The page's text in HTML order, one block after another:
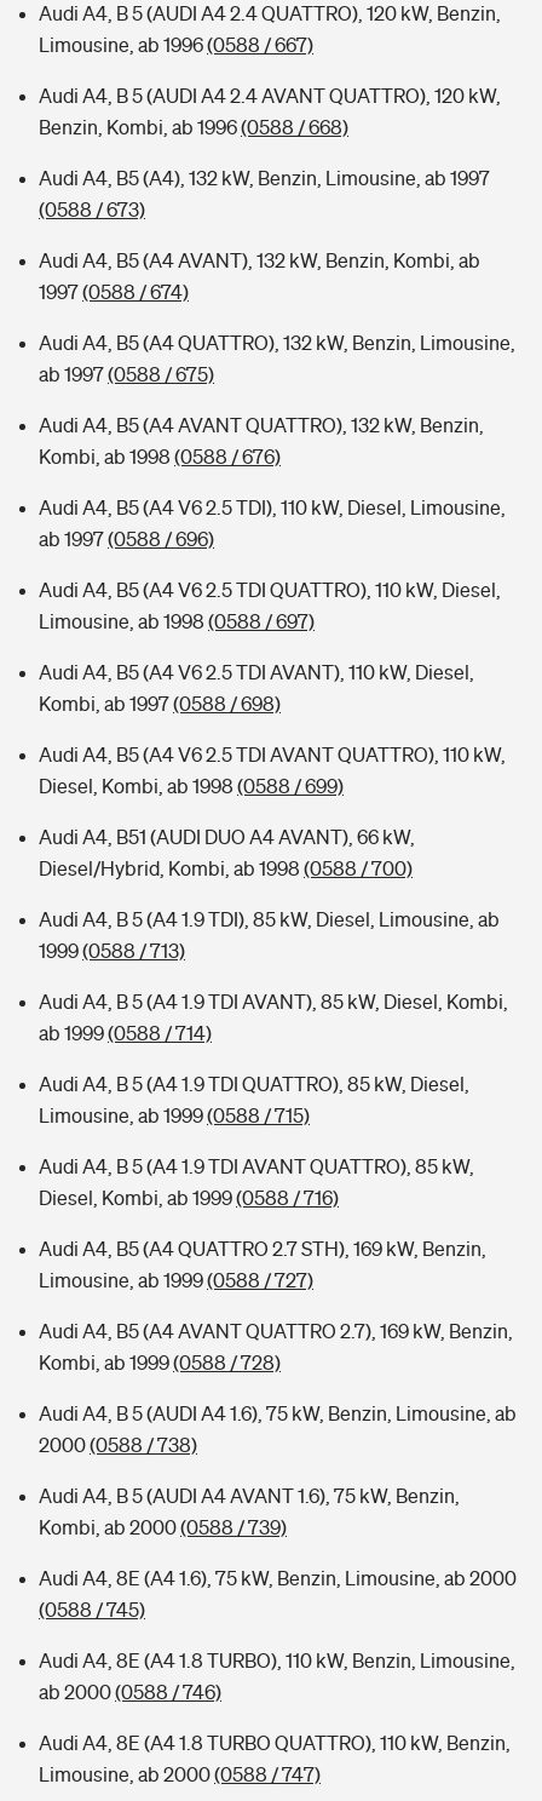
Audi A4, B 5 (AUDI A4 2.4 QUATTRO), 120 kW, Benzin,
Limousine, ab 1996(0588 / 667)
Audi A4, B 5 (AUDI A4 2.4 AVANT QUATTRO), 120 kW,
Benzin, Kombi, ab 1996(0588 / 668)
Audi A4, B5 (A4), 132 kW, Benzin, Limousine, ab 1997
(0588 / 673)
Audi A4, B5 (A4 AVANT), 132 kW, Benzin, Kombi, ab
1997(0588 / 674)
Audi A4, B5 (A4 QUATTRO), 132 kW, Benzin, Limousine,
ab 1997(0588 / 675)
Audi A4, B5 (A4 AVANT QUATTRO), 132 kW, Benzin,
Kombi, ab 1998 (0588 / 676)
Audi A4, B5 (A4 V6 2.5 TDI), 110 kW, Diesel, Limousine,
ab 1997(0588 / 696)
Audi A4, B5 (A4 V6 2.5 TDI QUATTRO), 110 kW, Diesel,
Limousine, ab 1998 (0588 / 697)
Audi A4, B5 (A4 V6 2.5 TDI AVANT), 110 kW, Diesel,
Kombi, ab 1997(0588 / 698)
Audi A4, B5 (A4 V6 2.5 TDI AVANT QUATTRO), 110 kW,
Diesel, Kombi, ab 1998 (0588 / 699)
Audi A4, B51 (AUDI DUO A4 AVANT), 66 kW,
Diesel/Hybrid, Kombi, ab 1998 (0588 / 700)
Audi A4, B 5 (A4 1.9 TDI), 85 kW, Diesel, Limousine, ab
1999(0588 / 713)
Audi A4, B 5 (A4 1.9 TDI AVANT), 85 kW, Diesel, Kombi,
ab 1999(0588 / 714)
Audi A4, B 5 (A4 1.9 TDI QUATTRO), 85 kW, Diesel,
Limousine, ab 1999(0588 / 715)
Audi A4, B 5 (A4 1.9 TDI AVANT QUATTRO), 85 kW,
Diesel, Kombi, ab 1999(0588 / 716)
Audi A4, B5 (A4 QUATTRO 2.7 STH), 169 kW, Benzin,
Limousine, ab 1999(0588 / 727)
Audi A4, B5 (A4 AVANT QUATTRO 2.7), 169 kW, Benzin,
Kombi, ab 1999(0588 / 728)
Audi A4, B 5 (AUDI A4 1.6), 75 kW, Benzin, Limousine, ab
2000(0588 / 738)
Audi A4, B 5 (AUDI A4 AVANT 1.6), 75 kW, Benzin,
Kombi, ab 2000(0588 / 739)
Audi A4, 8E (A4 1.6), 75 kW, Benzin, Limousine, ab 2000
(0588 / 745)
Audi A4, 8E (A4 1.8 TURBO), 110 kW, Benzin, Limousine,
ab 2000(0588 / 746)
Audi A4, 8E (A4 1.8 TURBO QUATTRO), 110 kW, Benzin,
Limousine, ab 2000(0588 / 747)